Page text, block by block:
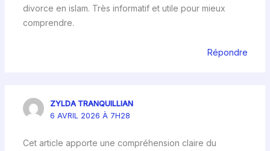
divorce en islam. Très informatif et utile pour mieux
comprendre.
Répondre
ZYLDA TRANQUILLIAN
6 AVRIL 2026 À 7H28
Cet article apporte une compréhension claire du